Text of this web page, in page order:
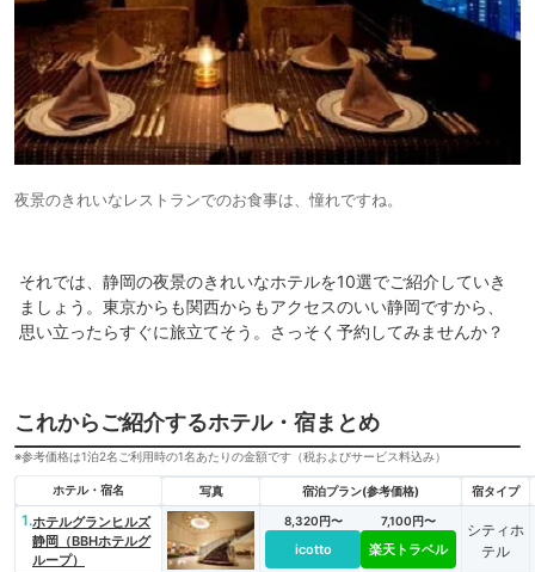
夜景のきれいなレストランでのお食事は、憧れですね。
それでは、静岡の夜景のきれいなホテルを10選でご紹介していき
ましょう。東京からも関西からもアクセスのいい静岡ですから、
思い立ったらすぐに旅立てそう。さっそく予約してみませんか？
これからご紹介するホテル・宿まとめ
※参考価格は1泊2名ご利用時の1名あたりの金額です（税およびサービス料込み）
ホテル・宿名 写真 宿泊プラン(参考価格) 宿タイプ
1.ホテルグランヒルズ
静岡（BBHホテルグ
ループ）
8,320円〜
icotto
7,100円〜
楽天トラベル
シティホ
テル